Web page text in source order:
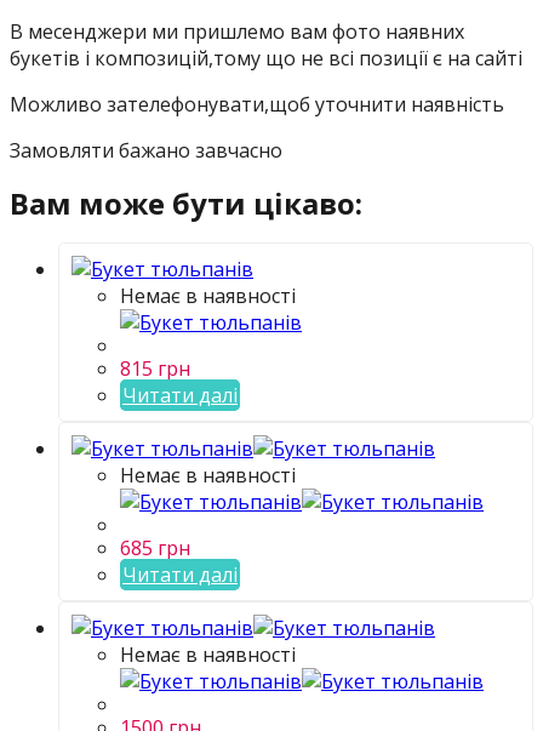
В месенджери ми пришлемо вам фото наявних
букетів і композицій,тому що не всі позиції є на сайті
Можливо зателефонувати,щоб уточнити наявність
Замовляти бажано завчасно
Вам може бути цікаво:
Немає в наявності
815 грн
Читати далі
Немає в наявності
685 грн
Читати далі
Немає в наявності